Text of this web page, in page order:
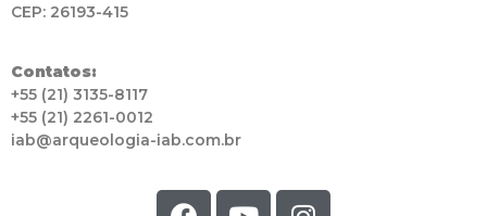
CEP: 26193-415
Contatos:
+55 (21) 3135-8117
+55 (21) 2261-0012
iab@arqueologia-iab.com.br